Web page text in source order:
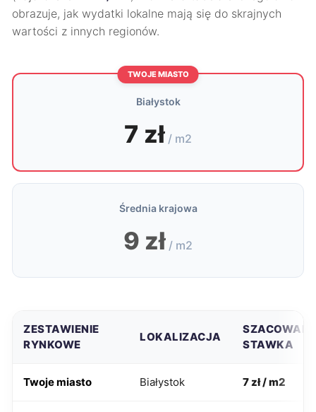
obrazuje, jak wydatki lokalne mają się do skrajnych
wartości z innych regionów.
TWOJE MIASTO
Białystok
7 zł / m2
Średnia krajowa
9 zł / m2
ZESTAWIENIE
RYNKOWE
LOKALIZACJA
STAWKA
Twoje miasto Białystok 7 zł / m2